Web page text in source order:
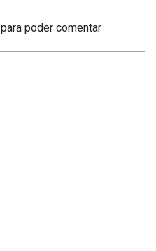
para poder comentar